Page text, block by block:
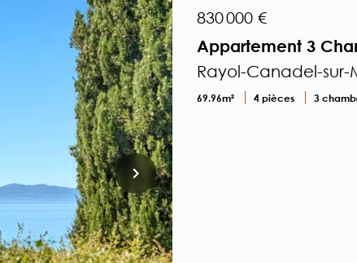
830 000 €
Appartement 3
Rayol-Canadel-sur-
69.96m² 4 pièces 3